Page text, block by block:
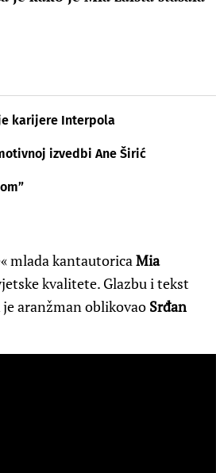
karijere Interpola
izvedbi Ane Širić
mlada kantautoricaMia
kvalitete. Glazbu i tekst
aranžman oblikovao Srđan